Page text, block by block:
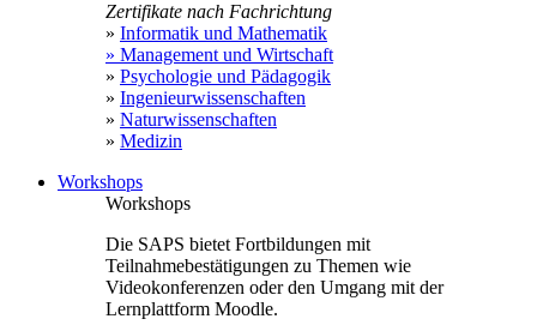
Zertifikate nach Fachrichtung
» Informatik und Mathematik
» Management und Wirtschaft
» Psychologie und Pädagogik
» Ingenieurwissenschaften
» Naturwissenschaften
» Medizin
Workshops
Workshops
Die SAPS bietet Fortbildungen mit
Teilnahmebestätigungen zu Themen wie
Videokonferenzen oder den Umgang mit der
Lernplattform Moodle.